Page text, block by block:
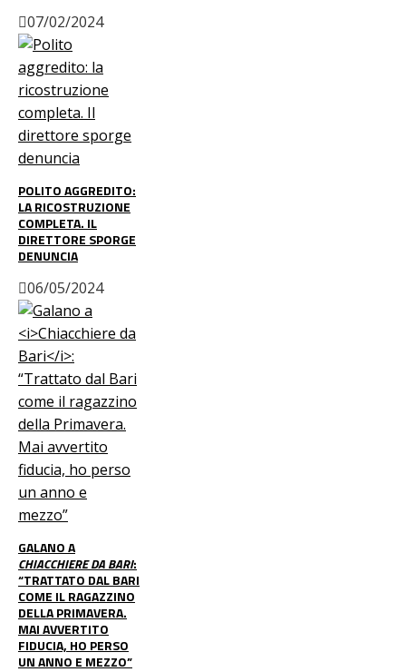
07/02/2024
POLITO AGGREDITO:
LA RICOSTRUZIONE
COMPLETA. IL
DIRETTORE SPORGE
DENUNCIA
06/05/2024
GALANO A
CHIACCHIERE DA BARI:
“TRATTATO DAL BARI
COME IL RAGAZZINO
DELLA PRIMAVERA.
MAI AVVERTITO
FIDUCIA, HO PERSO
UN ANNO E MEZZO”